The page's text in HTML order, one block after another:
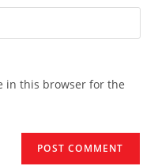
in this browser for the